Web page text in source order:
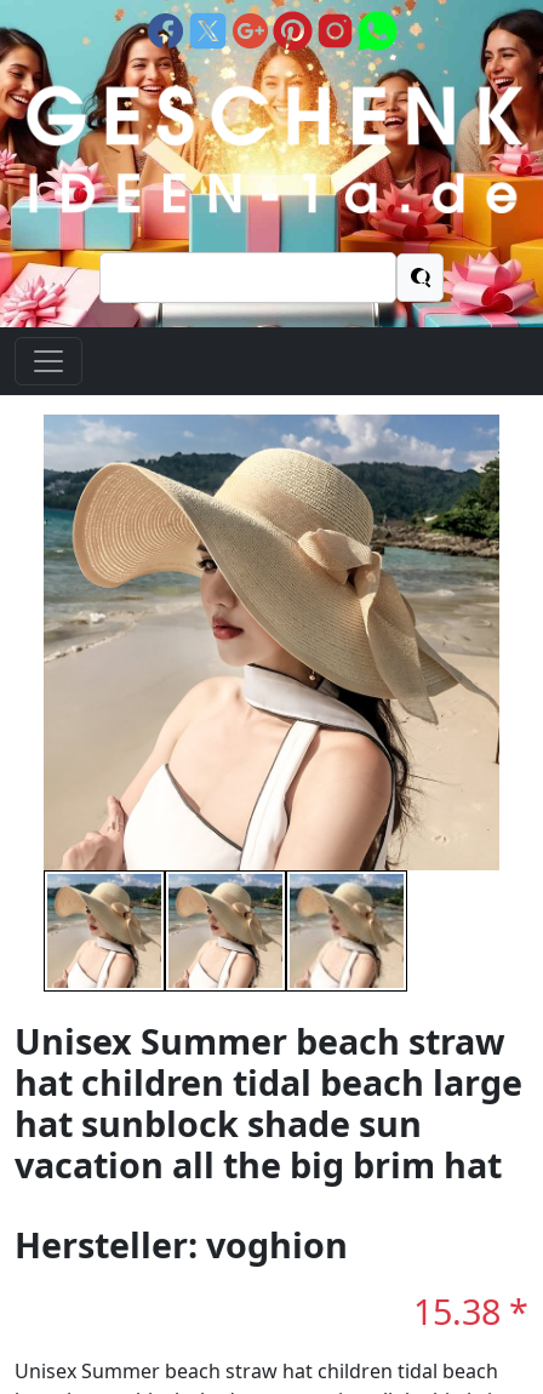
Suchen
nach:
Unisex Summer beach straw
hat children tidal beach large
hat sunblock shade sun
vacation all the big brim hat
Hersteller: voghion
15.38 *
Unisex Summer beach straw hat children tidal beach